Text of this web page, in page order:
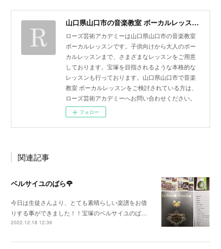
山口県山口市の音楽教室 ボーカルレッスン | ローズ芸術アカデミー
ローズ芸術アカデミーは山口県山口市の音楽教室
ボーカルレッスンです。子供向けから大人のボー
カルレッスンまで、さまざまなレッスンをご用意
しております。宝塚を目指されるような本格的な
レッスンも行っております。山口県山口市で音楽
教室 ボーカルレッスンをご検討されている方は、
ローズ芸術アカデミーへお問い合わせください。
フォロー
関連記事
ベルサイユのばら🌹
今日は生徒さんより、とても素晴らしい楽譜をお借
りする事ができました！！宝塚のベルサイユのば…
2022.12.18 12:36